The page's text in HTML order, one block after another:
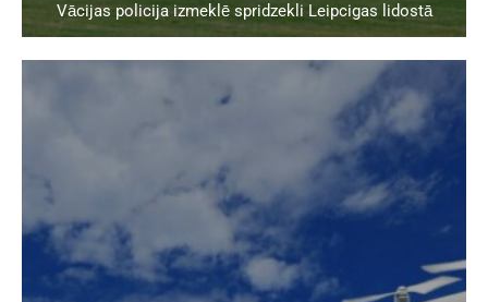
Vācijas policija izmeklē spridzekli Leipcigas lidostā